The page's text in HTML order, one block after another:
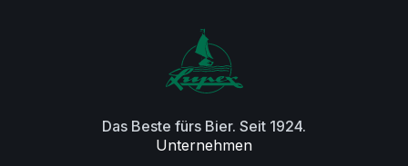
Das Beste fürs Bier. Seit 1924.
Unternehmen